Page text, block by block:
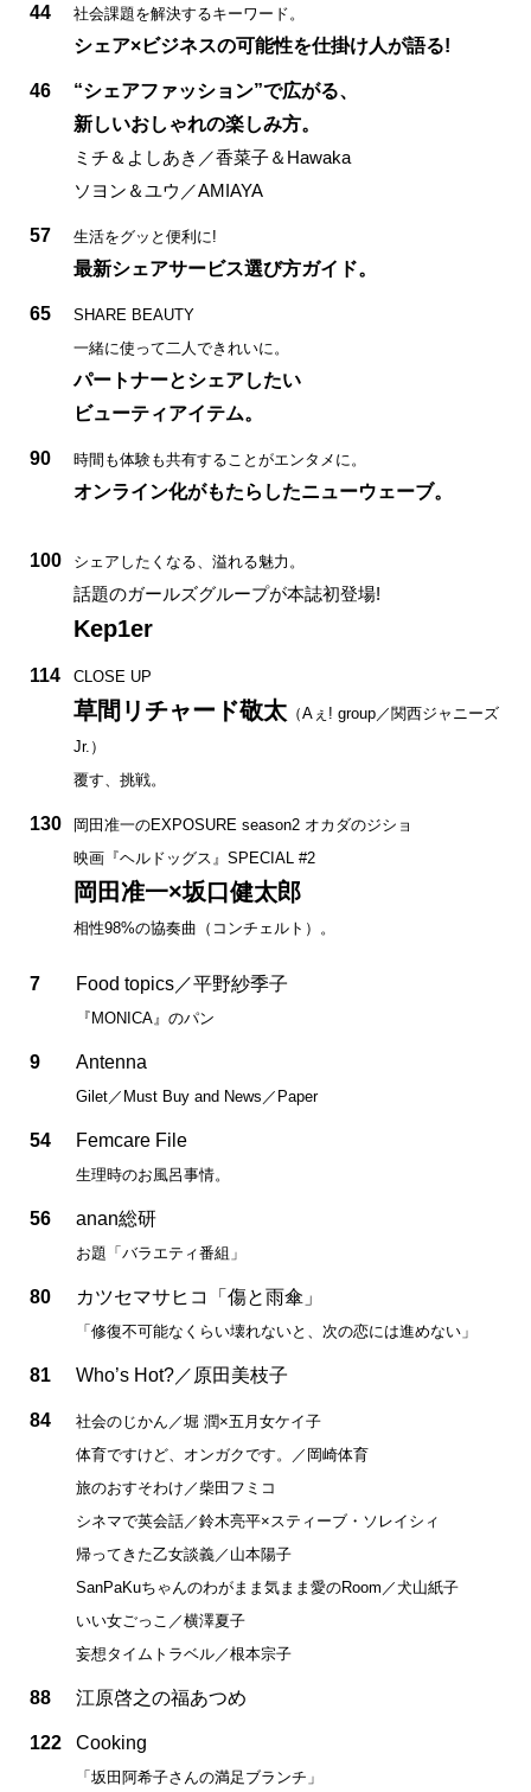
44 社会課題を解決するキーワード。
シェア×ビジネスの可能性を仕掛け人が語る!
46
“シェアファッション”で広がる、
新しいおしゃれの楽しみ方。
ミチ＆よしあき／香菜子＆Hawaka
ソヨン＆ユウ／AMIAYA
57 生活をグッと便利に!
最新シェアサービス選び方ガイド。
65
SHARE BEAUTY
一緒に使って二人できれいに。
パートナーとシェアしたい
ビューティアイテム。
90 時間も体験も共有することがエンタメに。
オンライン化がもたらしたニューウェーブ。
100 シェアしたくなる、溢れる魅力。
話題のガールズグループが本誌初登場!
Kep1er
114 CLOSE UP
草間リチャード敬太 （Aぇ! group／関西ジャニーズ
Jr.）
覆す、挑戦。
130
岡田准一のEXPOSURE season2 オカダのジショ
映画『ヘルドッグス』SPECIAL #2
岡田准一×坂口健太郎
相性98%の協奏曲（コンチェルト）。
7 Food topics／平野紗季子
『MONICA』のパン
9 Antenna
Gilet／Must Buy and News／Paper
54 Femcare File
生理時のお風呂事情。
56 anan総研
お題「バラエティ番組」
80 カツセマサヒコ「傷と雨傘」
「修復不可能なくらい壊れないと、次の恋には進めない」
81 Who’s Hot?／原田美枝子
84
社会のじかん／堀 潤×五月女ケイ子
体育ですけど、オンガクです。／岡崎体育
旅のおすそわけ／柴田フミコ
シネマで英会話／鈴木亮平×スティーブ・ソレイシィ
帰ってきた乙女談義／山本陽子
SanPaKuちゃんのわがまま気まま愛のRoom／犬山紙子
いい女ごっこ／横澤夏子
妄想タイムトラベル／根本宗子
88 江原啓之の福あつめ
122 Cooking
「坂田阿希子さんの満足ブランチ」